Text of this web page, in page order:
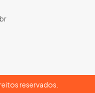
reservados.